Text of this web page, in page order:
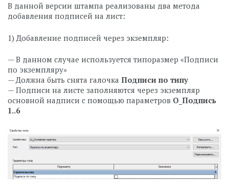
В данной версии штампа реализованы два метода
добавления подписей на лист:
1) Добавление подписей через экземпляр:
— В данном случае используется типоразмер «Подписи
по экземпляру»
— Должна быть снята галочка Подписи по типу
— Подписи на листе заполняются через экземпляр
основной надписи с помощью параметров О_Подпись
1..6